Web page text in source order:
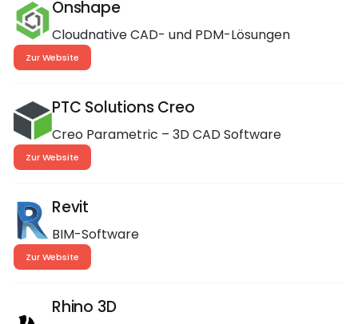
Onshape
Cloudnative CAD- und PDM-Lösungen
Zur Website
PTC Solutions Creo
Creo Parametric – 3D CAD Software
Zur Website
Revit
BIM-Software
Zur Website
Rhino 3D